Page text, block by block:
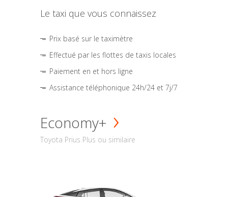
Le taxi que vous connaissez
Prix basé sur le taximètre
Effectué par les flottes de taxis locales
Paiement en et hors ligne
Assistance téléphonique 24h/24 et 7j/7
Economy+
Toyota Prius Plus ou similaire